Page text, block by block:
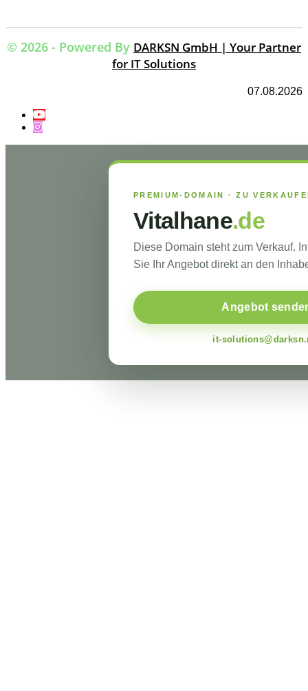
© 2026 - Powered By DARKSN GmbH | Your Partner
for IT Solutions
07.08.2026
PREMIUM-DOMAIN · ZU
Vitalhane.de
Diese Domain steht zum Verkauf.
Sie Ihr Angebot direkt an den
Angebot
it-